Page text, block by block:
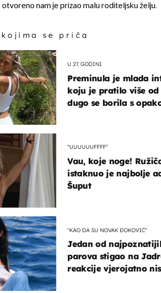
nam je prizao malu roditeljsku želju.
se priča
U 27. GODINI
Preminula je mlada
koju je pratilo više
dugo se borila s
"UUUUUUFFFF"
Vau, koje noge!
istaknuo je najbolje
Šuput
"KAO DA SU NOVAK ĐOKOVIĆ"
Jedan od
parova stigao na
reakcije vjerojatno